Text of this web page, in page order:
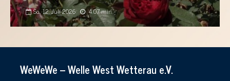
So., 12. Juli 2026 4:07 min
WeWeWe – Welle West Wetterau e.V.